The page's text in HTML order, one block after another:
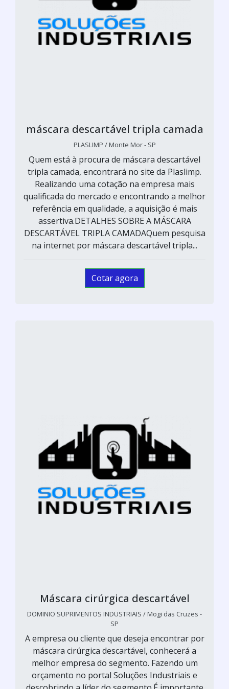
máscara descartável tripla camada
PLASLIMP / Monte Mor - SP
Quem está à procura de máscara descartável
tripla camada, encontrará no site da Plaslimp.
Realizando uma cotação na empresa mais
qualificada do mercado e encontrando a melhor
referência em qualidade, a aquisição é mais
assertiva.DETALHES SOBRE A MÁSCARA
DESCARTÁVEL TRIPLA CAMADAQuem pesquisa
na internet por máscara descartável tripla...
Cotar agora
Máscara cirúrgica descartável
DOMINIO SUPRIMENTOS INDUSTRIAIS / Mogi das Cruzes -
SP
A empresa ou cliente que deseja encontrar por
máscara cirúrgica descartável, conhecerá a
melhor empresa do segmento. Fazendo um
orçamento no portal Soluções Industriais e